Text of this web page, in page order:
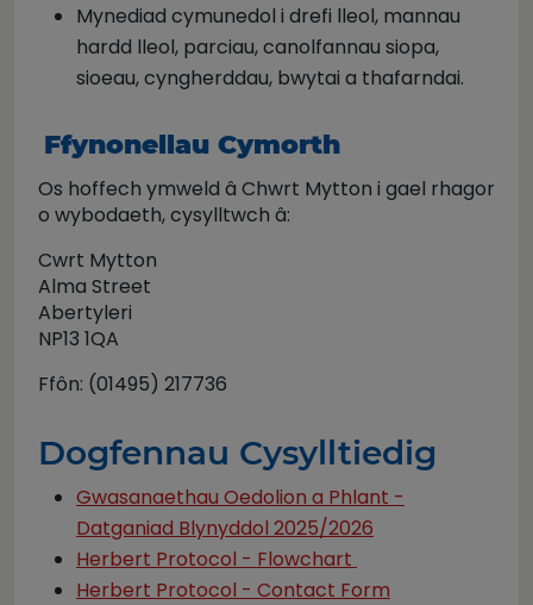
Mynediad cymunedol i drefi lleol, mannau
hardd lleol, parciau, canolfannau siopa,
sioeau, cyngherddau, bwytai a thafarndai.
Ffynonellau Cymorth
Os hoffech ymweld â Chwrt Mytton i gael rhagor
o wybodaeth, cysylltwch â:
Cwrt Mytton
Alma Street
Abertyleri
NP13 1QA
Ffôn: (01495) 217736
Dogfennau Cysylltiedig
Gwasanaethau Oedolion a Phlant -
Datganiad Blynyddol 2025/2026
Herbert Protocol - Flowchart
Herbert Protocol - Contact Form